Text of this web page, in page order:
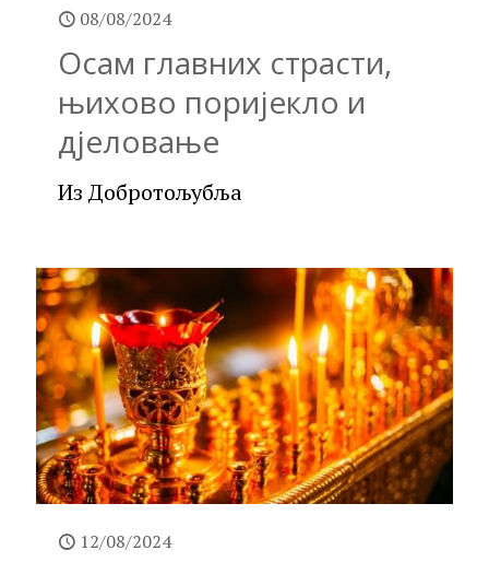
08/08/2024
Осам главних страсти,
њихово поријекло и
дјеловање
Из Добротољубља
12/08/2024